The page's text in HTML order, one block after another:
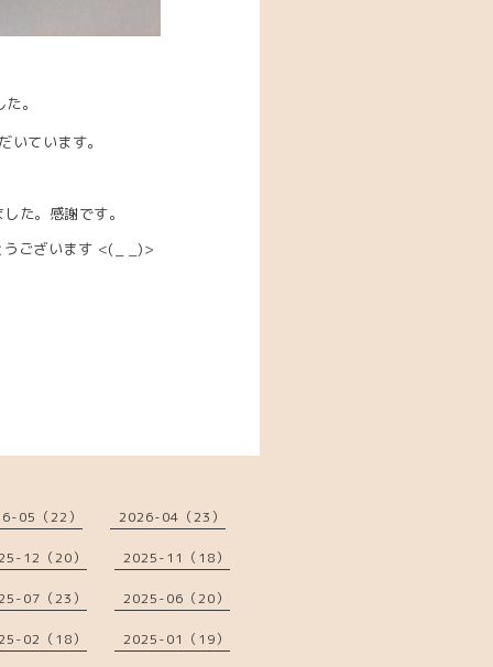
。
いています。
た。感謝です。
うございます <(_ _)>
05（22） 2026-04（23）
12（20） 2025-11（18）
07（23） 2025-06（20）
02（18） 2025-01（19）